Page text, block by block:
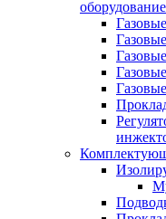
оборудование